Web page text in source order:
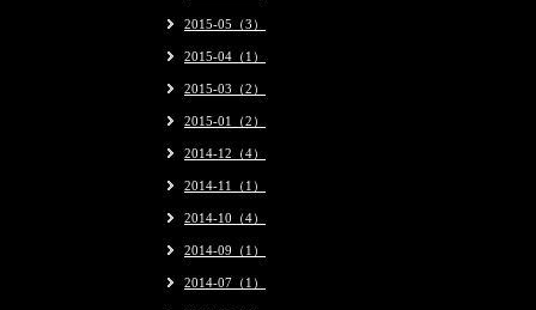
2015-05（3）
2015-04（1）
2015-03（2）
2015-01（2）
2014-12（4）
2014-11（1）
2014-10（4）
2014-09（1）
2014-07（1）